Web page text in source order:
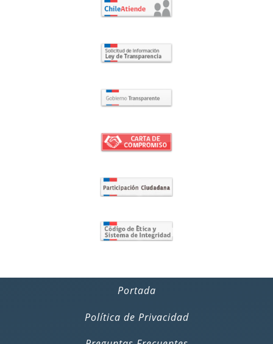
Portada
Política de Privacidad